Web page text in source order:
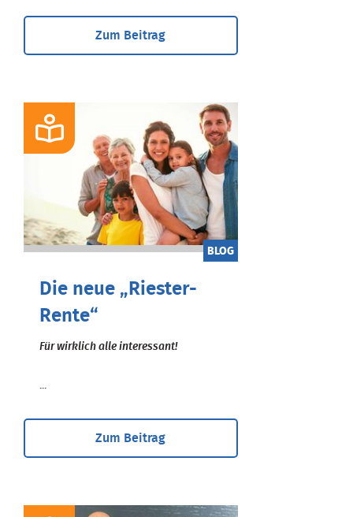
Zum Beitrag
BLOG
Die neue „Riester-
Rente“
Für wirklich alle interessant!
Zum Beitrag